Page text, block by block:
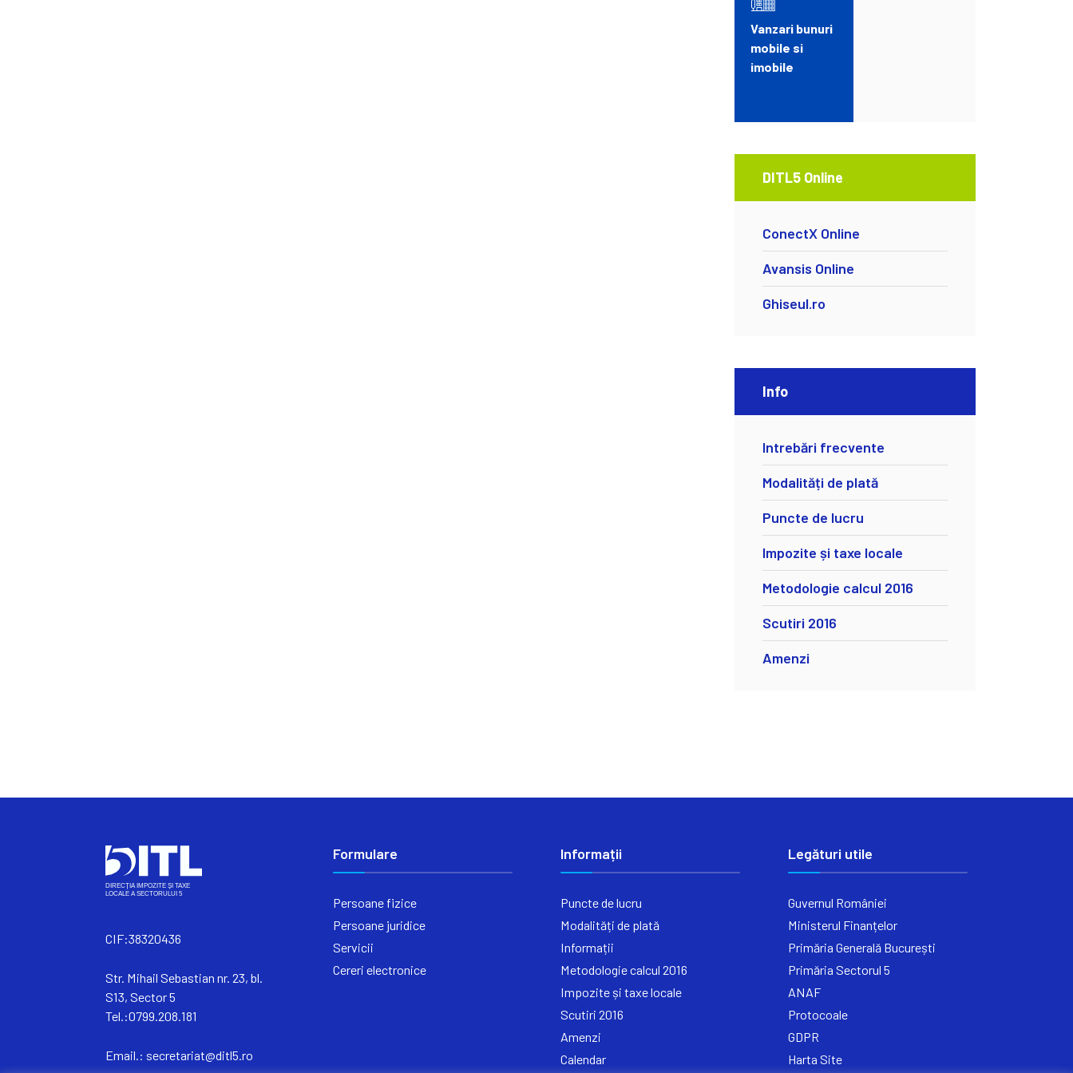
Vanzari bunuri
mobile si
imobile
DITL5 Online
ConectX Online
Avansis Online
Ghiseul.ro
Info
Intrebări frecvente
Modalități de plată
Puncte de lucru
Impozite și taxe locale
Metodologie calcul 2016
Scutiri 2016
Amenzi
CIF:38320436
Str. Mihail Sebastian nr. 23, bl.
S13, Sector 5
Tel.:0799.208.181
Email.: secretariat@ditl5.ro
Formulare
Persoane fizice
Persoane juridice
Servicii
Cereri electronice
Informații
Puncte de lucru
Modalități de plată
Informații
Metodologie calcul 2016
Impozite și taxe locale
Scutiri 2016
Amenzi
Calendar
Legături utile
Guvernul României
Ministerul Finanțelor
Primăria Generală București
Primăria Sectorul 5
ANAF
Protocoale
GDPR
Harta Site